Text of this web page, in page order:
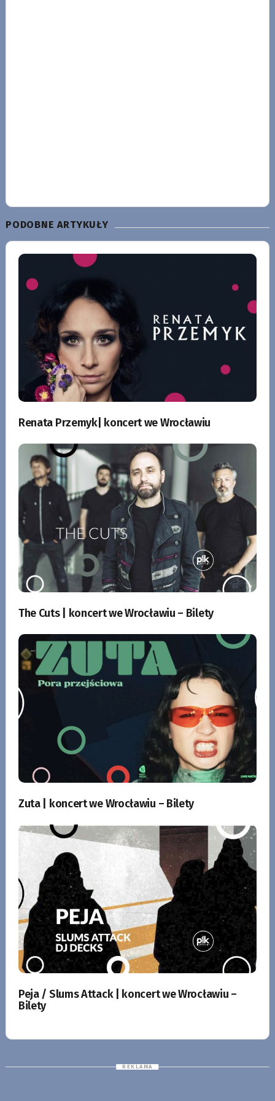
PODOBNE ARTYKUŁY
Renata Przemyk| koncert we Wrocławiu
The Cuts | koncert we Wrocławiu – Bilety
Zuta | koncert we Wrocławiu – Bilety
Peja / Slums Attack | koncert we Wrocławiu –
Bilety